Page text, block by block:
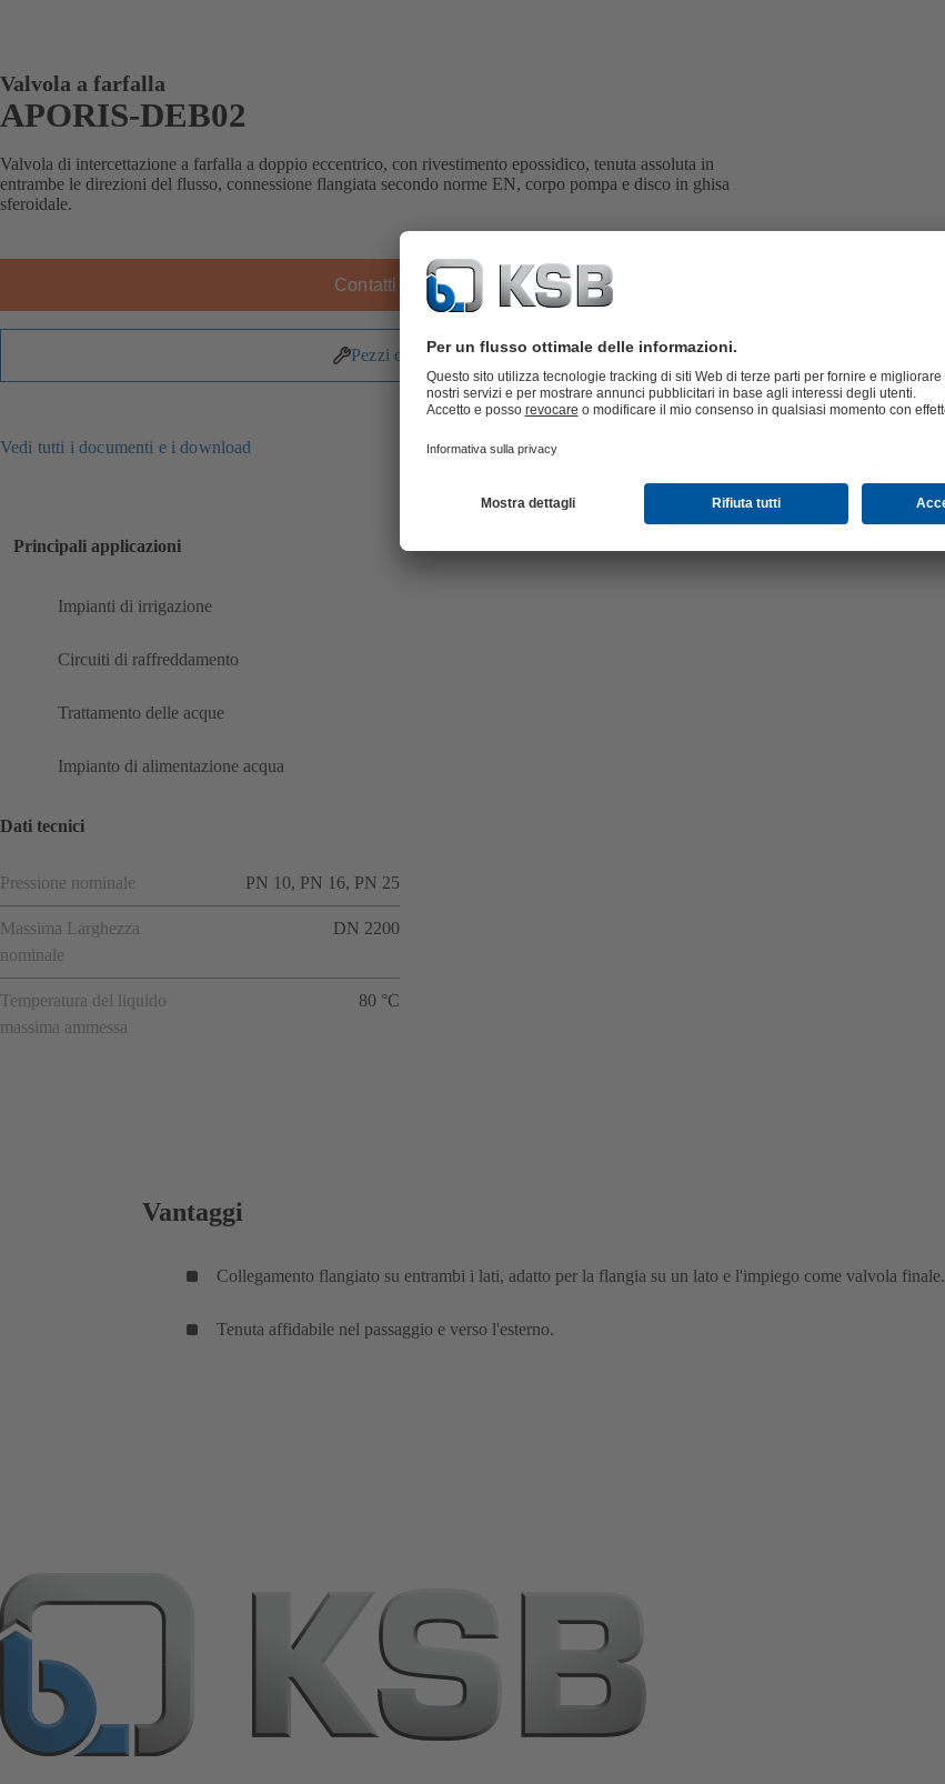
Valvola a farfalla
APORIS-DEB02
Valvola di intercettazione a farfalla a doppio eccentrico, con rivestimento epossidico, tenuta assoluta in
entrambe le direzioni del flusso, connessione flangiata secondo norme EN, corpo pompa e disco in ghisa
sferoidale.
Contatti KSB
Pezzi di ricambio
Vedi tutti i documenti e i download
Principali applicazioni
Impianti di irrigazione
Circuiti di raffreddamento
Trattamento delle acque
Impianto di alimentazione acqua
Dati tecnici
Pressione nominale PN 10, PN 16, PN 25
Massima Larghezza
nominale
DN 2200
Temperatura del liquido
massima ammessa
80 °C
Vantaggi
Collegamento flangiato su entrambi i lati, adatto per la flangia su un lato e l'impiego come valvola finale.
Tenuta affidabile nel passaggio e verso l'esterno.